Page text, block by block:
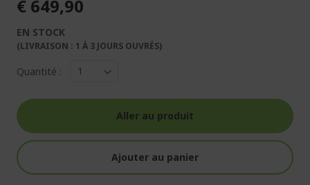
€ 649,90
EN STOCK
(LIVRAISON : 1 À 3 JOURS OUVRÉS)
Quantité :
Aller au produit
Ajouter au panier